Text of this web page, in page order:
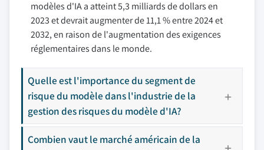
modèles d'IA a atteint 5,3 milliards de dollars en
2023 et devrait augmenter de 11,1 % entre 2024 et
2032, en raison de l'augmentation des exigences
réglementaires dans le monde.
Quelle est l'importance du segment de
risque du modèle dans l'industrie de la
gestion des risques du modèle d'IA?
Combien vaut le marché américain de la